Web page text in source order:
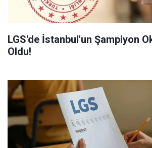
LGS'de İstanbul'un Şampiyon
Oldu!